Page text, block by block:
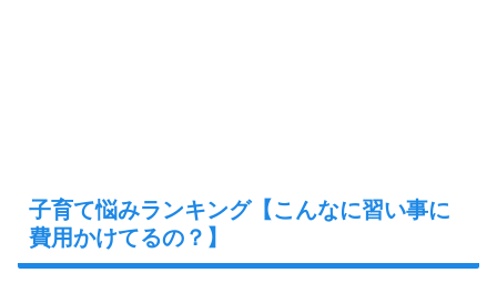
子育て悩みランキング【こんなに習い事に
費用かけてるの？】